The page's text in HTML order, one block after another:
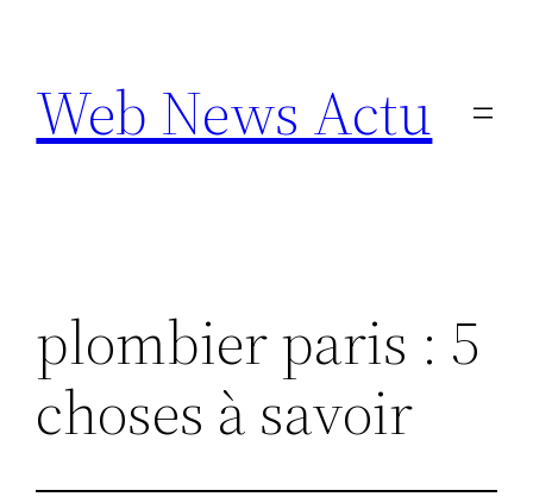
contenu
Web News Actu
plombier paris : 5
choses à savoir